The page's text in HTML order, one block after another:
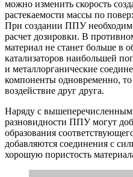
можно изменить скорость
растекаемости массы по
При создании ППУ
расчет дозировки. В
материал не станет больше в
катализаторов наибольшей
и металлорганические
компоненты одновременно, то
воздействие друг друга.
Наряду с
разновидности ППУ могут
образования
добавляются соединения с
хорошую пористость